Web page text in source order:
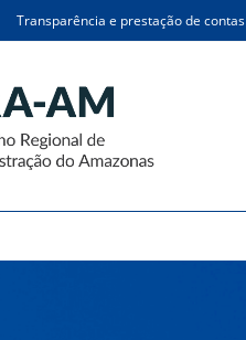
Transparência e prestação de contas